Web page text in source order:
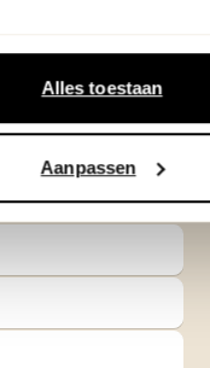
Alles toestaan
Aanpassen
ga je akkoord